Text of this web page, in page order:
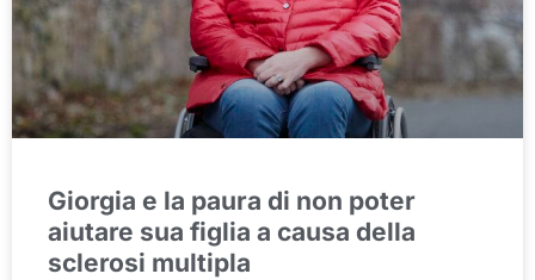
Giorgia e la paura di non poter
aiutare sua figlia a causa della
sclerosi multipla